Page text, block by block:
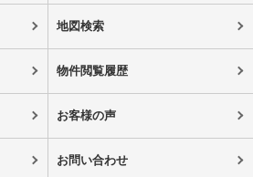
地図検索
物件閲覧履歴
お客様の声
お問い合わせ